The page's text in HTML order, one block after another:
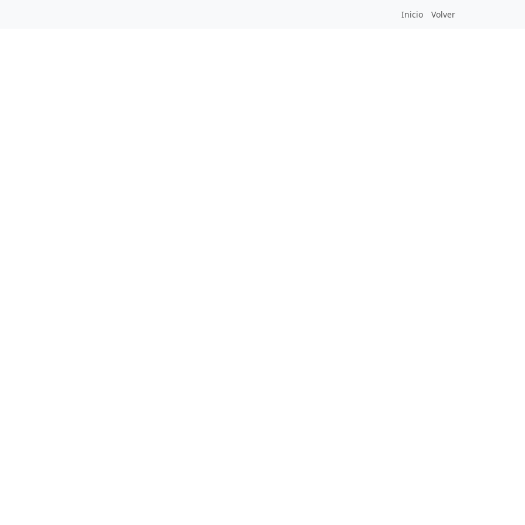
Inicio Volver